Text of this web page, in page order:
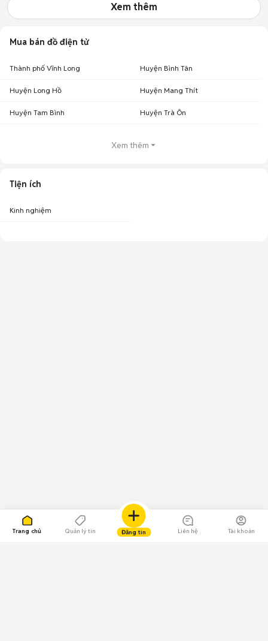
Trang chủ Quản lý tin Đăng tin Liên hệ Tài khoản
Xem thêm
Mua bán đồ điện tử
Thành phố Vĩnh Long Huyện Bình Tân
Huyện Long Hồ Huyện Mang Thít
Huyện Tam Bình Huyện Trà Ôn
Xem thêm
Tiện ích
Kinh nghiệm